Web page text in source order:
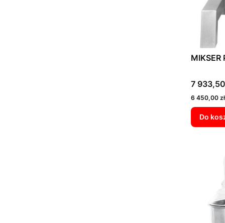
MIKSER
Cena
7 933,50
Cena
6 450,00 zł
Do